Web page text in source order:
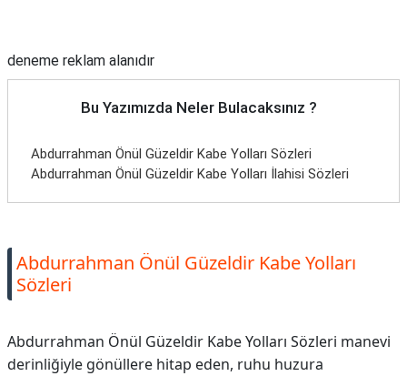
deneme reklam alanıdır
Bu Yazımızda Neler Bulacaksınız ?
Abdurrahman Önül Güzeldir Kabe Yolları Sözleri
Abdurrahman Önül Güzeldir Kabe Yolları İlahisi Sözleri
Abdurrahman Önül Güzeldir Kabe Yolları
Sözleri
Abdurrahman Önül Güzeldir Kabe Yolları Sözleri manevi
derinliğiyle gönüllere hitap eden, ruhu huzura